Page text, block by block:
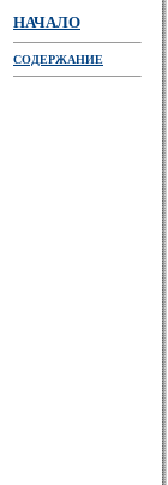
НАЧАЛО
СОДЕРЖАНИЕ